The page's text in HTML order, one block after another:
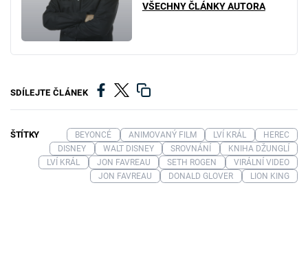
VŠECHNY ČLÁNKY AUTORA
SDÍLEJTE ČLÁNEK
ŠTÍTKY BEYONCÉ ANIMOVANÝ FILM LVÍ KRÁL
HEREC
DISNEY
WALT DISNEY SROVNÁNÍ
KNIHA DŽUNGLÍ
LVÍ KRÁL
JON FAVREAU SETH ROGEN
VIRÁLNÍ VIDEO
JON FAVREAU
DONALD GLOVER LION KING